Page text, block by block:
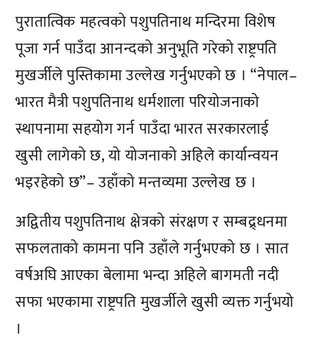
पुरातात्विक महत्वको पशुपतिनाथ मन्दिरमा विशेष
पूजा गर्न पाउँदा आनन्दको अनुभूति गरेको राष्ट्रपति
मुखर्जीले पुस्तिकामा उल्लेख गर्नुभएको छ । “नेपाल–
भारत मैत्री पशुपतिनाथ धर्मशाला परियोजनाको
स्थापनामा सहयोग गर्न पाउँदा भारत सरकारलाई
खुसी लागेको छ, यो योजनाको अहिले कार्यान्वयन
भइरहेको छ”– उहाँको मन्तव्यमा उल्लेख छ ।
अद्वितीय पशुपतिनाथ क्षेत्रको संरक्षण र सम्बद्र्धनमा
सफलताको कामना पनि उहाँले गर्नुभएको छ । सात
वर्षअघि आएका बेलामा भन्दा अहिले बागमती नदी
सफा भएकामा राष्ट्रपति मुखर्जीले खुसी व्यक्त गर्नुभयो
।